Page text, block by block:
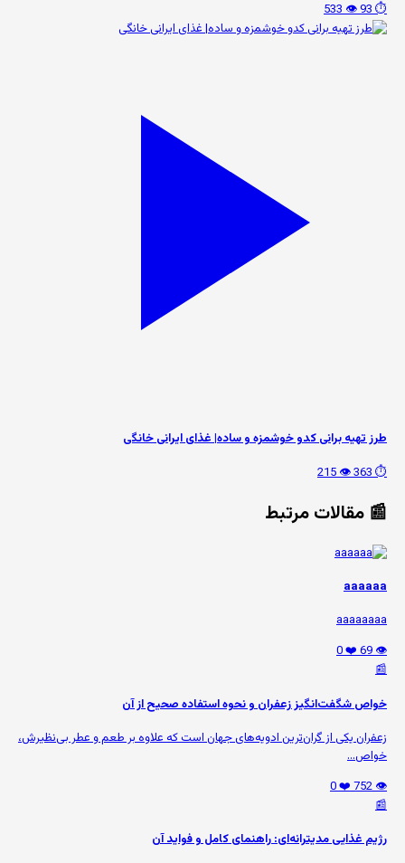
⏱️ 93
👁️ 533
طرز تهیه برانی کدو خوشمزه و ساده| غذای ایرانی خانگی
⏱️ 363
👁️ 215
📰 مقالات مرتبط
aaaaaa
aaaaaaaa
👁️ 69
❤️ 0
📰
خواص شگفت‌انگیز زعفران و نحوه استفاده صحیح از آن
زعفران یکی از گران‌ترین ادویه‌های جهان است که علاوه بر طعم و عطر بی‌نظیرش،
خواص...
👁️ 752
❤️ 0
📰
رژیم غذایی مدیترانه‌ای: راهنمای کامل و فواید آن